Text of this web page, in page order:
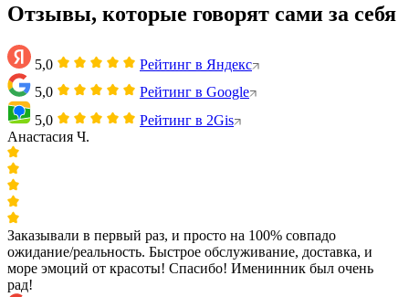
Отзывы, которые говорят сами за себя
5,0
Рейтинг в Яндекс
5,0
Рейтинг в Google
5,0
Рейтинг в 2Gis
Анастасия Ч.
Заказывали в первый раз, и просто на 100% совпадо
ожидание/реальность. Быстрое обслуживание, доставка, и
море эмоций от красоты! Спасибо! Именинник был очень
рад!